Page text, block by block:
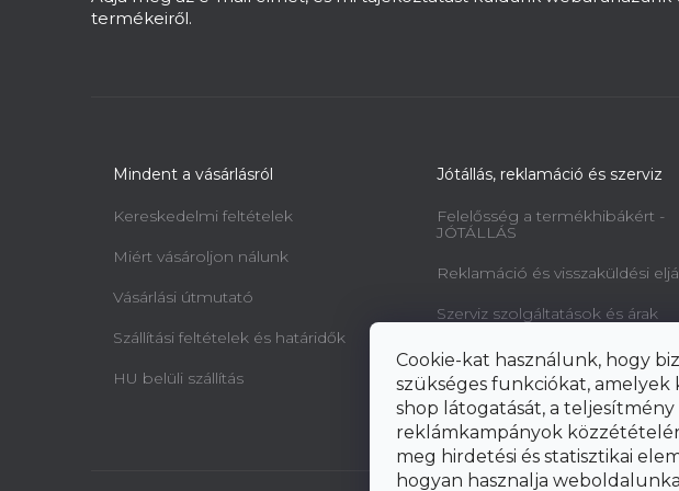
Cookie-kat használunk, hogy
szükséges funkciókat, amelyek
shop látogatását, a teljesítmény
reklámkampányok
meg hirdetési és statisztikai
hogyan hasznalja
termékeiről.
Mindent a vásárlásról
Kereskedelmi feltételek
Miért vásároljon nálunk
Vásárlási útmutató
Szállítási feltételek és határidők
HU belüli szállítás
Jótállás, reklamáció és szerviz
Felelősség a termékhibákért -
JÓTÁLLÁS
Reklamáció és visszaküldési
Szerviz szolgáltatások és árak
Minta információk a fogyasztók
jogairól és a szerződéstől való
elállásról